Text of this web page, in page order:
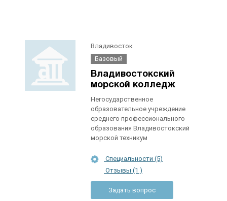
Владивосток
Базовый
Владивостокский
морской колледж
Негосударственное
образовательное учреждение
среднего профессионального
образования Владивостокский
морской техникум
Специальности (5)
Отзывы (1 )
Задать вопрос